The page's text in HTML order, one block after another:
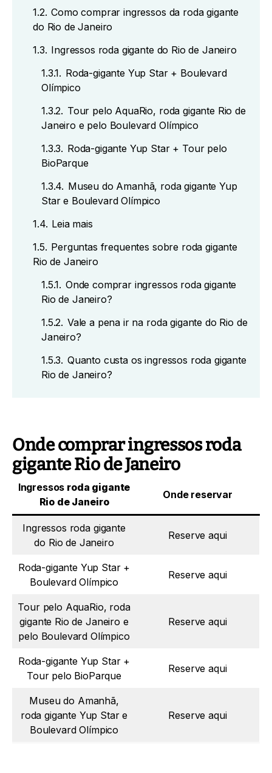
1.2. Como comprar ingressos da roda gigante
do Rio de Janeiro
1.3. Ingressos roda gigante do Rio de Janeiro
1.3.1. Roda-gigante Yup Star + Boulevard
Olímpico
1.3.2. Tour pelo AquaRio, roda gigante Rio de
Janeiro e pelo Boulevard Olímpico
1.3.3. Roda-gigante Yup Star + Tour pelo
BioParque
1.3.4. Museu do Amanhã, roda gigante Yup
Star e Boulevard Olímpico
1.4. Leia mais
1.5. Perguntas frequentes sobre roda gigante
Rio de Janeiro
1.5.1. Onde comprar ingressos roda gigante
Rio de Janeiro?
1.5.2. Vale a pena ir na roda gigante do Rio de
Janeiro?
1.5.3. Quanto custa os ingressos roda gigante
Rio de Janeiro?
Onde comprar ingressos roda
gigante Rio de Janeiro
Ingressos roda gigante
Rio de Janeiro
Onde reservar
Ingressos roda gigante
do Rio de Janeiro
Reserve aqui
Roda-gigante Yup Star +
Boulevard Olímpico
Reserve aqui
Tour pelo AquaRio, roda
gigante Rio de Janeiro e
pelo Boulevard Olímpico
Reserve aqui
Roda-gigante Yup Star +
Tour pelo BioParque
Reserve aqui
Museu do Amanhã,
roda gigante Yup Star e
Boulevard Olímpico
Reserve aqui